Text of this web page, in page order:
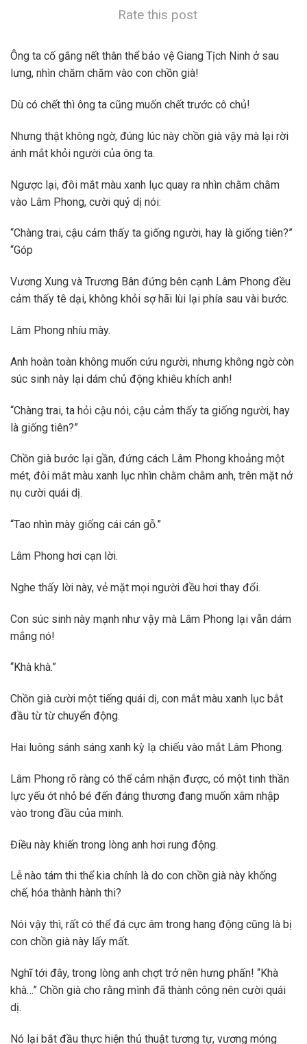
Rate this post
Ông ta cố gắng nết thân thể bảo vệ Giang Tịch Ninh ở sau
lưng, nhìn chăm chăm vào con chồn già!
Dù có chết thì ông ta cũng muốn chết trước cô chủ!
Nhưng thật không ngờ, đúng lúc này chồn già vậy mà lại rời
ánh mắt khỏi người của ông ta.
Ngược lại, đôi mắt màu xanh lục quay ra nhìn chằm chằm
vào Lâm Phong, cười quỷ dị nói:
“Chàng trai, cậu cảm thấy ta giống người, hay là giống tiên?”
“Góp
Vương Xung và Trương Bân đứng bên cạnh Lâm Phong đều
cảm thấy tê dại, không khỏi sợ hãi lùi lại phía sau vài bước.
Lâm Phong nhíu mày.
Anh hoàn toàn không muốn cứu người, nhưng không ngờ còn
súc sinh này lại dám chủ động khiêu khích anh!
“Chàng trai, ta hỏi cậu nói, cậu cảm thấy ta giống người, hay
là giống tiên?”
Chồn già bước lại gần, đứng cách Lâm Phong khoảng một
mét, đôi mắt màu xanh lục nhìn chằm chằm anh, trên mặt nở
nụ cười quái dị.
“Tao nhìn mày giống cái cán gỗ.”
Lâm Phong hơi cạn lời.
Nghe thấy lời này, vẻ mặt mọi người đều hơi thay đổi.
Con súc sinh này mạnh như vậy mà Lâm Phong lại vẫn dám
mắng nó!
“Khà khà.”
Chồn già cười một tiếng quái dị, con mắt màu xanh lục bắt
đầu từ từ chuyển động.
Hai luông sánh sáng xanh kỳ lạ chiếu vào mắt Lâm Phong.
Lâm Phong rõ ràng có thể cảm nhận được, có một tinh thần
lực yếu ớt nhỏ bé đến đáng thương đang muốn xâm nhập
vào trong đầu của minh.
Điều này khiến trong lòng anh hơi rung động.
Lễ nào tám thi thể kia chính là do con chồn già này khống
chế, hóa thành hành thi?
Nói vậy thì, rất có thể đá cực âm trong hang động cũng là bị
con chồn già này lấy mất.
Nghĩ tới đây, trong lòng anh chợt trở nên hưng phấn! “Khà
khà…” Chồn già cho rằng mình đã thành công nên cười quái
dị.
Nó lại bắt đầu thực hiện thủ thuật tương tự, vương móng